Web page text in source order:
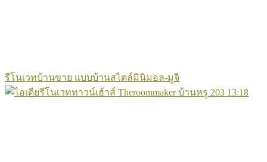
รีโนเวทบ้านขาย แบบบ้านสไตล์มินิมอล-มูจิ
203 13:18